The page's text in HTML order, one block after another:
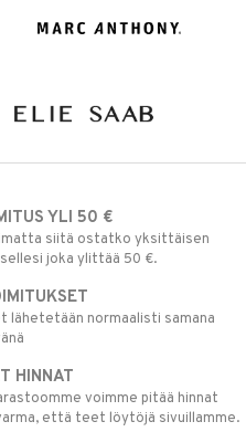
YLI 50 €
siitä ostatko yksittäisen
joka ylittää 50 €.
lähetetään normaalisti samana
HINNAT
voimme pitää hinnat
että teet löytöjä sivuillamme.